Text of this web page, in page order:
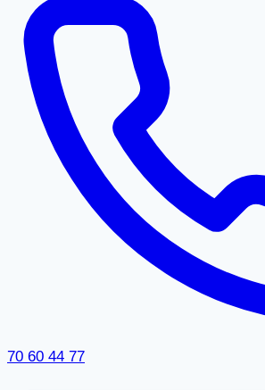
70 60 44 77